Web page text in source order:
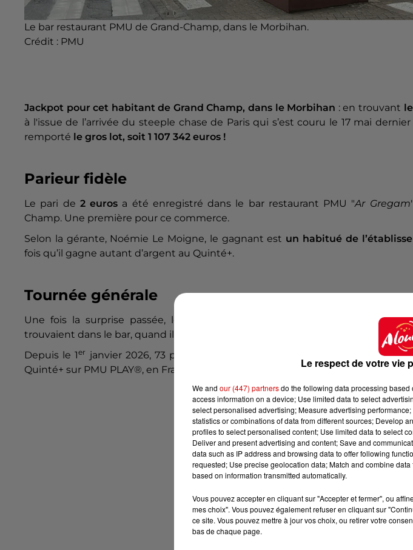
Le bar restaurant PMU de Grand-Champ, dans le Morbihan.
Crédit : PMU
Jackpot pour cet habitant de Grand Champ, dans le Morbihan : en trouvant
à l'issue de l’arrivée du steeple chase de Paris qui s’est couru le 17 mai
remporté le gros lot, soit 1 107 342 euros !
Parieur fidèle
Le pari de 2 euros a été enregistré dans le bar restaurant PMU "Ar Gregam
Champ. Une première pour ce commerce.
Selon la gérante, Noémie Le Moigne, le gagnant est un habitué de
fois qu’il gagne autant d’argent au Quinté+.
Tournée générale
Une fois la surprise passée, le nouveau millionnaire a offert une tournée
trouvaient dans le bar, quand il a découvert son gain.
Depuis le 1er janvier 2026, 73 parieurs ont remporté plus de 100 000 euros
Quinté+ sur PMU PLAY®, en France. À la même date en 2025, ils étaient 55
Le respect de votre vie
We and our (447) partnersdo the following data processing
access information on a device; Use limited data to select
select personalised advertising; Measure advertising
statistics or combinations of data from different sources; Develop
profiles to select personalised content; Use limited data to select
Deliver and present advertising and content; Save and
data such as IP address and browsing data to offer following
requested; Use precise geolocation data; Match and combine
based on information transmitted automatically.
Vous pouvez accepter en cliquant sur "Accepter et fermer", ou
mes choix". Vous pouvez également refuser en cliquant sur
ce site. Vous pouvez mettre à jour vos choix, ou retirer votre
bas de chaque page.